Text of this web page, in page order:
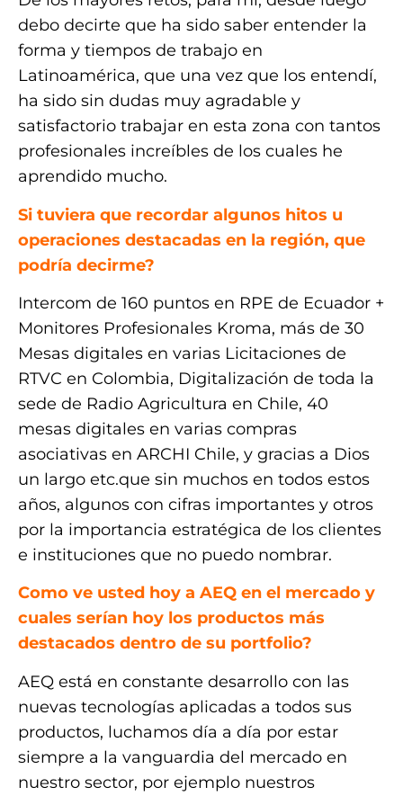
debo decirte que ha sido saber entender la
forma y tiempos de trabajo en
Latinoamérica, que una vez que los entendí,
ha sido sin dudas muy agradable y
satisfactorio trabajar en esta zona con tantos
profesionales increíbles de los cuales he
aprendido mucho.
Si tuviera que recordar algunos hitos u
operaciones destacadas en la región, que
podría decirme?
Intercom de 160 puntos en RPE de Ecuador +
Monitores Profesionales Kroma, más de 30
Mesas digitales en varias Licitaciones de
RTVC en Colombia, Digitalización de toda la
sede de Radio Agricultura en Chile, 40
mesas digitales en varias compras
asociativas en ARCHI Chile, y gracias a Dios
un largo etc.que sin muchos en todos estos
años, algunos con cifras importantes y otros
por la importancia estratégica de los clientes
e instituciones que no puedo nombrar.
Como ve usted hoy a AEQ en el mercado y
cuales serían hoy los productos más
destacados dentro de su portfolio?
AEQ está en constante desarrollo con las
nuevas tecnologías aplicadas a todos sus
productos, luchamos día a día por estar
siempre a la vanguardia del mercado en
nuestro sector, por ejemplo nuestros